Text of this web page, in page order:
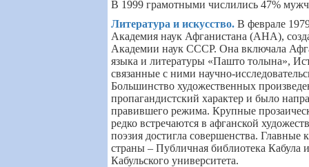
В 1999 грамотными числились 47%
Литература и искусство. В феврале
Академия наук Афганистана (AHA),
Академии наук СССР. Она включала
языка и литературы «Пашто толына»,
связанные с ними научно-
Большинство художественных
пропагандистский характер и было
правившего режима. Крупные
редко встречаются в афганской
поэзия достигла совершенства. Главные
страны – Публичная библиотека Кабула
Кабульского университета.